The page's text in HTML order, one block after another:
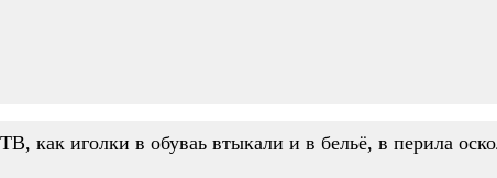
как иголки в обуваь втыкали и в бельё, в перила